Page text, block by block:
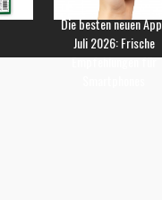
Die besten neuen
Juli 2026: Frische
Empfehlungen für